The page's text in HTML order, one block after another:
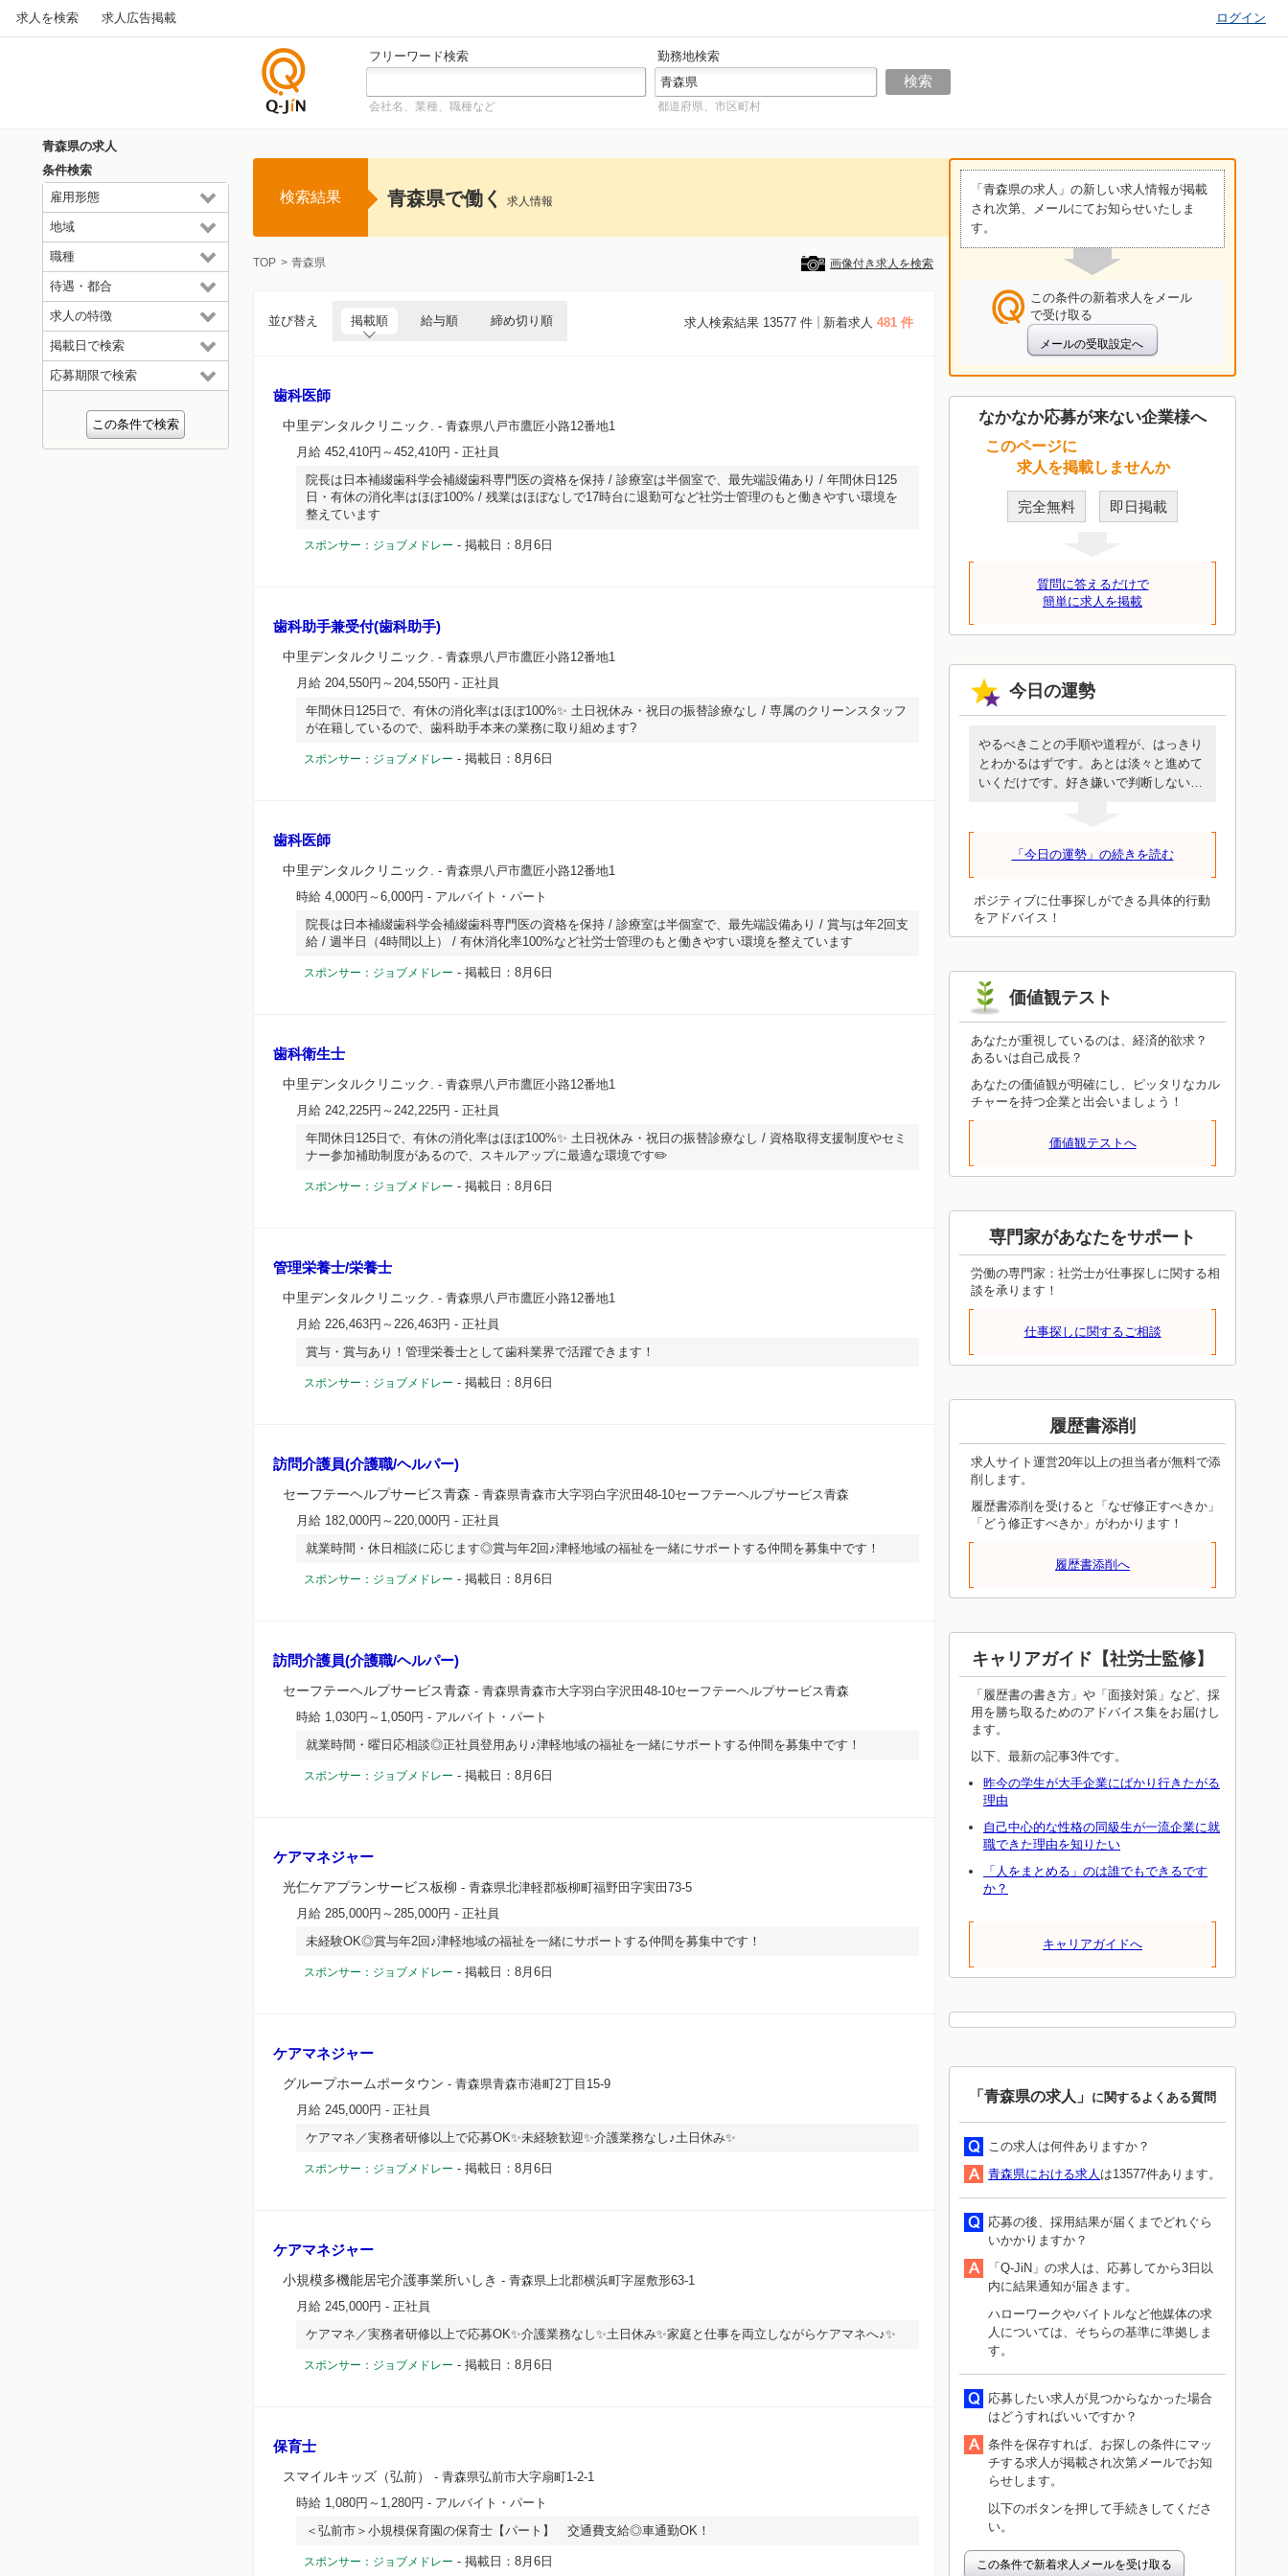
求人を検索 求人広告掲載 ログイン
人サイ
フリーワード検索 勤務地検索
会社名、業種、職種など 都道府県、市区町村
青森県の求人
条件検索
雇用形態
地域
職種
待遇・都合
求人の特徴
掲載日で検索
応募期限で検索
検索結果 青森県で働く 求人情報
TOP 青森県 画像付き求人を検索
求人検索結果 13577 件 新着求人 481 件
並び替え 掲載順 給与順 締め切り順
歯科医師
中里デンタルクリニック.
- 青森県八戸市鷹匠小路12番地1
月給 452,410円～452,410円 - 正社員
院長は日本補綴歯科学会補綴歯科専門医の資格を保持 / 診療室は半個室で、最先端設備あり / 年間休日125
日・有休の消化率はほぼ100% / 残業はほぼなしで17時台に退勤可など社労士管理のもと働きやすい環境を
整えています
スポンサー：ジョブメドレー - 掲載日：8月6日
歯科助手兼受付(歯科助手)
中里デンタルクリニック.
- 青森県八戸市鷹匠小路12番地1
月給 204,550円～204,550円 - 正社員
年間休日125日で、有休の消化率はほぼ100%✨️ 土日祝休み・祝日の振替診療なし / 専属のクリーンスタッフ
が在籍しているので、歯科助手本来の業務に取り組めます?
スポンサー：ジョブメドレー - 掲載日：8月6日
歯科医師
中里デンタルクリニック.
- 青森県八戸市鷹匠小路12番地1
時給 4,000円～6,000円 - アルバイト・パート
院長は日本補綴歯科学会補綴歯科専門医の資格を保持 / 診療室は半個室で、最先端設備あり / 賞与は年2回支
給 / 週半日（4時間以上） / 有休消化率100%など社労士管理のもと働きやすい環境を整えています
スポンサー：ジョブメドレー - 掲載日：8月6日
歯科衛生士
中里デンタルクリニック.
- 青森県八戸市鷹匠小路12番地1
月給 242,225円～242,225円 - 正社員
年間休日125日で、有休の消化率はほぼ100%✨️ 土日祝休み・祝日の振替診療なし / 資格取得支援制度やセミ
ナー参加補助制度があるので、スキルアップに最適な環境です✏️
スポンサー：ジョブメドレー - 掲載日：8月6日
管理栄養士/栄養士
中里デンタルクリニック.
- 青森県八戸市鷹匠小路12番地1
月給 226,463円～226,463円 - 正社員
賞与・賞与あり！管理栄養士として歯科業界で活躍できます！
スポンサー：ジョブメドレー - 掲載日：8月6日
訪問介護員(介護職/ヘルパー)
セーフテーヘルプサービス青森 - 青森県青森市大字羽白字沢田48-10セーフテーヘルプサービス青森
月給 182,000円～220,000円 - 正社員
就業時間・休日相談に応じます◎賞与年2回♪津軽地域の福祉を一緒にサポートする仲間を募集中です！
スポンサー：ジョブメドレー - 掲載日：8月6日
訪問介護員(介護職/ヘルパー)
セーフテーヘルプサービス青森 - 青森県青森市大字羽白字沢田48-10セーフテーヘルプサービス青森
時給 1,030円～1,050円 - アルバイト・パート
就業時間・曜日応相談◎正社員登用あり♪津軽地域の福祉を一緒にサポートする仲間を募集中です！
スポンサー：ジョブメドレー - 掲載日：8月6日
ケアマネジャー
光仁ケアプランサービス板柳 - 青森県北津軽郡板柳町福野田字実田73-5
月給 285,000円～285,000円 - 正社員
未経験OK◎賞与年2回♪津軽地域の福祉を一緒にサポートする仲間を募集中です！
スポンサー：ジョブメドレー - 掲載日：8月6日
ケアマネジャー
グループホームポータウン - 青森県青森市港町2丁目15-9
月給 245,000円 - 正社員
ケアマネ／実務者研修以上で応募OK✨未経験歓迎✨介護業務なし♪土日休み✨
スポンサー：ジョブメドレー - 掲載日：8月6日
ケアマネジャー
小規模多機能居宅介護事業所いしき - 青森県上北郡横浜町字屋敷形63-1
月給 245,000円 - 正社員
ケアマネ／実務者研修以上で応募OK✨介護業務なし✨土日休み✨家庭と仕事を両立しながらケアマネへ♪✨
スポンサー：ジョブメドレー - 掲載日：8月6日
保育士
スマイルキッズ（弘前）
- 青森県弘前市大字扇町1-2-1
時給 1,080円～1,280円 - アルバイト・パート
＜弘前市＞小規模保育園の保育士【パート】 交通費支給◎車通勤OK！
スポンサー：ジョブメドレー - 掲載日：8月6日
「青森県の求人」の新しい求人情報が掲載
され次第、メールにてお知らせいたしま
す。
この条件の新着求人をメール
で受け取る
なかなか応募が来ない企業様へ
このページに
求人を掲載しませんか
完全無料 即日掲載
質問に答えるだけで
簡単に求人を掲載
今日の運勢
やるべきことの手順や道程が、はっきり
とわかるはずです。あとは淡々と進めて
いくだけです。好き嫌いで判断しないで
ことが必ず役立ちます。眺めるだけでは
ければ得られないものです。今日は体験
することを重視してみてください。上手
くいったかどうかは、いずれ見えてきま
功しても失敗しても、周りへの感謝を忘
れないようにしてください。
「今日の運勢」の続きを読む
ポジティブに仕事探しができる具体的行動
をアドバイス！
価値観テスト
あなたが重視しているのは、経済的欲求？
あるいは自己成長？
あなたの価値観が明確にし、ピッタリなカル
チャーを持つ企業と出会いましょう！
価値観テストへ
専門家があなたをサポート
労働の専門家：社労士が仕事探しに関する相
談を承ります！
仕事探しに関するご相談
履歴書添削
求人サイト運営20年以上の担当者が無料で添
削します。
履歴書添削を受けると「なぜ修正すべきか」
「どう修正すべきか」がわかります！
履歴書添削へ
キャリアガイド【社労士監修】
「履歴書の書き方」や「面接対策」など、採
用を勝ち取るためのアドバイス集をお届けし
ます。
以下、最新の記事3件です。
昨今の学生が大手企業にばかり行きたがる
理由
自己中心的な性格の同級生が一流企業に就
職できた理由を知りたい
「人をまとめる」のは誰でもできるです
か？
キャリアガイドへ
「青森県の求人」 に関するよくある質問
この求人は何件ありますか？
青森県における求人 は13577件あります。
応募の後、採用結果が届くまでどれぐら
いかかりますか？
「Q-JiN」の求人は、応募してから3日以
内に結果通知が届きます。
ハローワークやバイトルなど他媒体の求
人については、そちらの基準に準拠しま
す。
応募したい求人が見つからなかった場合
はどうすればいいですか？
条件を保存すれば、お探しの条件にマッ
チする求人が掲載され次第メールでお知
らせします。
以下のボタンを押して手続きしてくださ
い。
この条件で新着求人メールを受け取る